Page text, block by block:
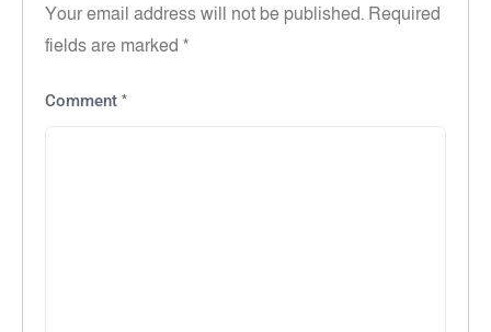
Your email address will not be published. Required
fields are marked *
Comment *